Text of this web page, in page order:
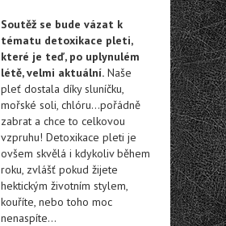
Soutěž se bude vázat k
tématu detoxikace pleti,
které je teď, po uplynulém
létě, velmi aktuální. Naše
pleť dostala díky sluníčku,
mořské soli, chlóru…pořádně
zabrat a chce to celkovou
vzpruhu! Detoxikace pleti je
ovšem skvělá i kdykoliv během
roku, zvlášť pokud žijete
hektickým životním stylem,
kouříte, nebo toho moc
nenaspíte…